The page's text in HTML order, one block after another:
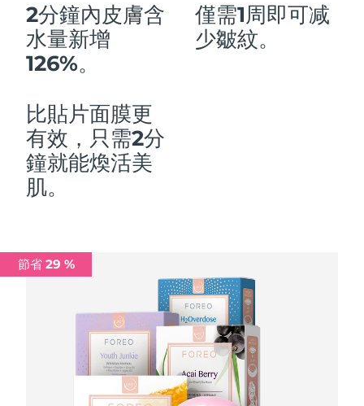
2分鐘內皮膚含
水量新增
126%。
僅需1周即可减
少皺紋。
比貼片面膜更
有效，只需2分
鐘就能煥活美
肌。
節省 29 %
盧森堡 預計送達日期8/8/26
中國澳門特別行政區
馬來西亞
馬爾他
墨西哥
荷蘭
預計送達日期
預計送達日期
預計送達日期